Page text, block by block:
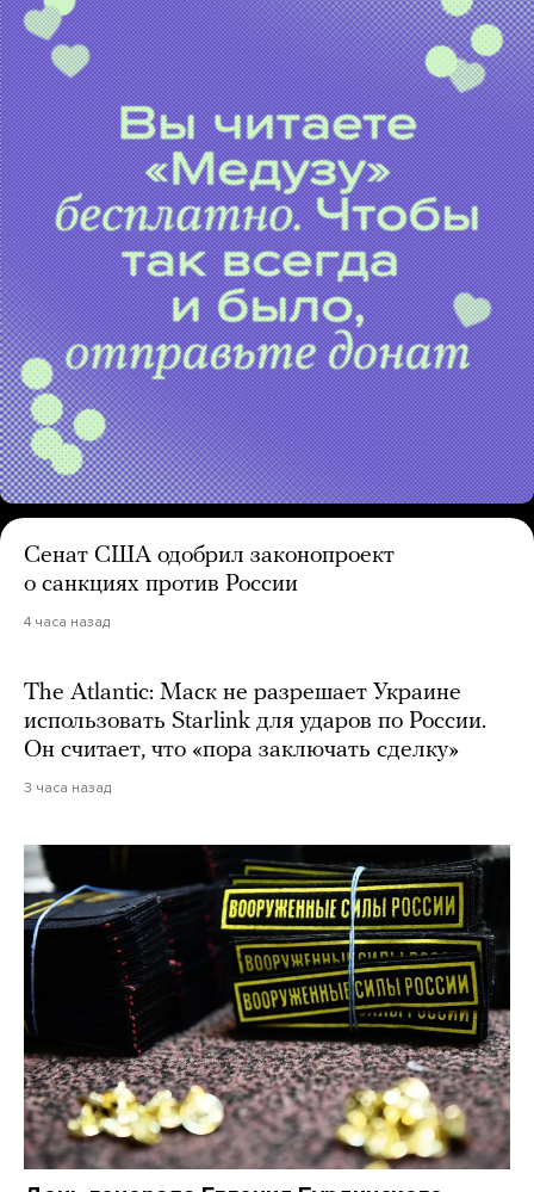
Сенат США одобрил законопроект
о санкциях против России
4 часа назад
The Atlantic: Маск не разрешает Украине
использовать Starlink для ударов по России.
Он считает, что «пора заключать сделку»
3 часа назад